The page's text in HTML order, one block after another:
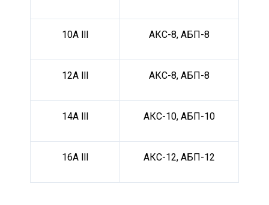
10А lll АКС-8, АБП-8
12А lll АКС-8, АБП-8
14А lll АКС-10, АБП-10
16А lll АКС-12, АБП-12